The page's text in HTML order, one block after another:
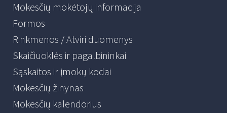
Mokesčių mokėtojų informacija
Formos
Rinkmenos / Atviri duomenys
Skaičiuoklės ir pagalbininkai
Sąskaitos ir įmokų kodai
Mokesčių žinynas
Mokesčių kalendorius